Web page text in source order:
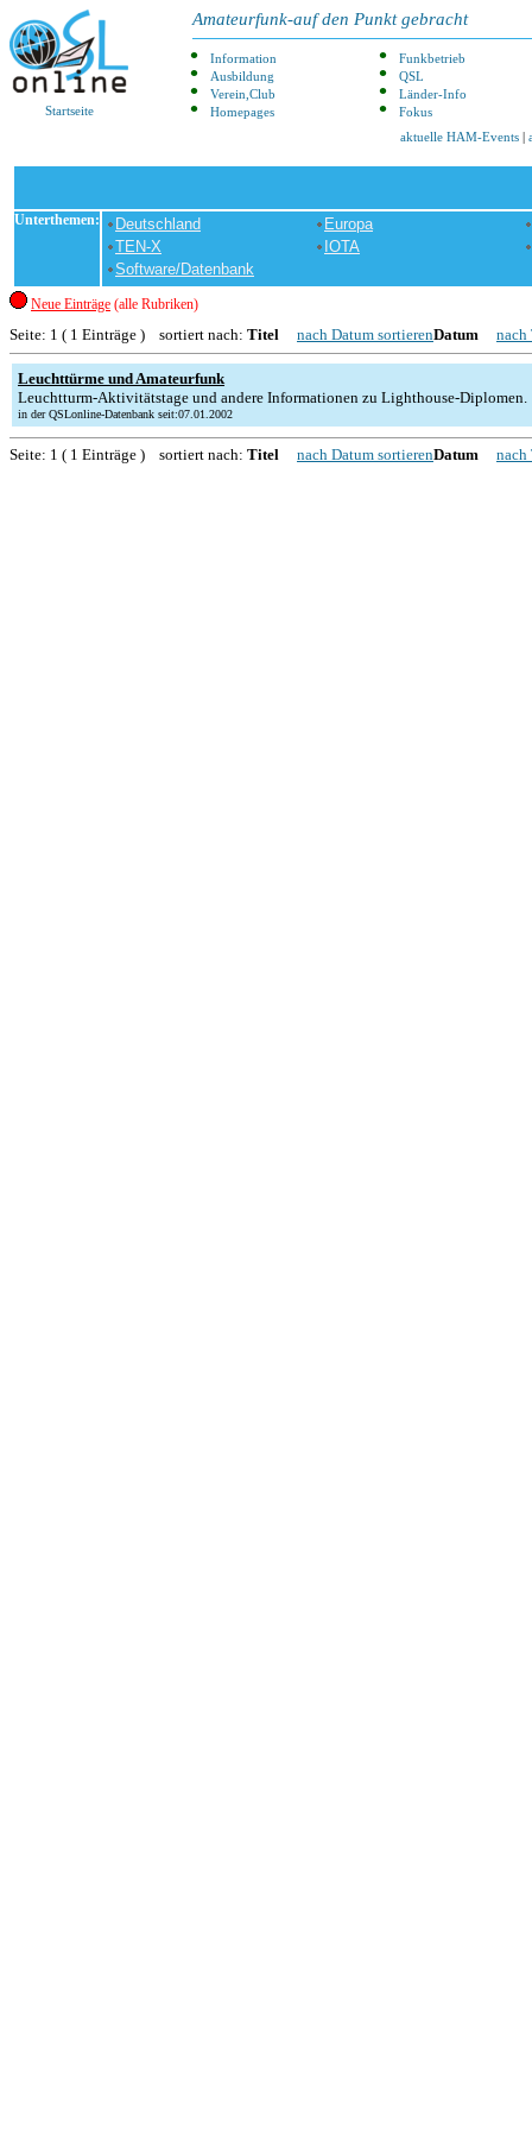
Startseite
Amateurfunk-auf den Punkt gebracht
Information
Funkbetrieb
Ausbildung
QSL
Verein,Club
Länder-Info
Homepages
Fokus
aktuelle HAM-Events
Unterthemen: Deutschland
Europa
TEN-X
IOTA
Software/Datenbank
Neue Einträge (alle Rubriken)
Seite: 1 ( 1 Einträge ) sortiert nach: Titel nach Datum sortierenDatum nach
Leuchttürme und Amateurfunk
Leuchtturm-Aktivitätstage und andere Informationen zu Lighthouse-Diplomen.
in der QSLonline-Datenbank seit:07.01.2002
Seite: 1 ( 1 Einträge ) sortiert nach: Titel nach Datum sortierenDatum nach